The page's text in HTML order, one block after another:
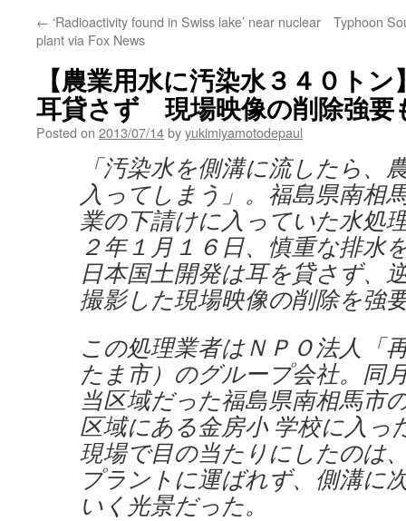
← ‘Radioactivity found in Swiss lake’ near nuclear
plant via Fox News
Typhoon
【農業用水に汚染水３４０ト
耳貸さず 現場映像の削除強要
Posted on 2013/07/14byyukimiyamotodepaul
「汚染水を側溝に流したら、
入ってしまう」。福島県南相
業の下請けに入っていた水処
２年１月１６日、慎重な排水
日本国土開発は耳を貸さず、
撮影した現場映像の削除を強
この処理業者はＮＰＯ法人「
たま市）のグループ会社。同
当区域だった福島県南相馬市
区域にある金房小 学校に入っ
現場で目の当たりにしたのは
プラントに運ばれず、側溝に
いく光景だった。